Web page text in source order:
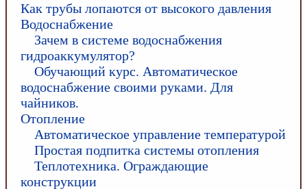
Как трубы лопаются от высокого давления
Водоснабжение
Зачем в системе водоснабжения
гидроаккумулятор?
Обучающий курс. Автоматическое
водоснабжение своими руками. Для
чайников.
Отопление
Автоматическое управление температурой
Простая подпитка системы отопления
Теплотехника. Ограждающие
конструкции